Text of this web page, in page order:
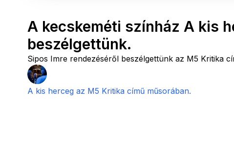
A kecskeméti színház A kis
beszélgettünk.
Sipos Imre rendezéséről beszélgettünk az M5 Kritika
A kis herceg az M5 Kritika című műsorában.